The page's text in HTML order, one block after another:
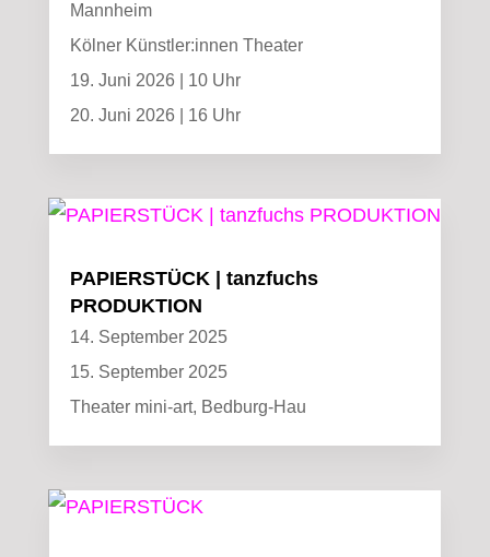
Mannheim
Kölner Künstler:innen Theater
19. Juni 2026 | 10 Uhr
20. Juni 2026 | 16 Uhr
PAPIERSTÜCK | tanzfuchs
PRODUKTION
14. September 2025
15. September 2025
Theater mini-art, Bedburg-Hau